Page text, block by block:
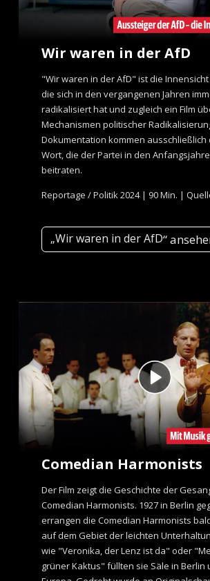
Wir waren in der AfD
"Wir waren in der AfD" ist die
die sich in den vergangenen Jahren
radikalisiert hat und zugleich ein Film
Mechanismen politischer
Dokumentation kommen ausschließlich
Wort, die der Partei in den
beitraten.
Reportage / Politik 2024 | 90 Min. |
„Wir waren in der AfD“
Comedian Harmonists
Der Film zeigt die Geschichte der
Comedian Harmonists. 1927 in Berlin
errangen die Comedian Harmonists
auf dem Gebiet der leichten
wie "Veronika, der Lenz ist da" oder
grüner Kaktus" füllten sie Säle in Berlin